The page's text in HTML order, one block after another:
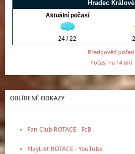
Předpověď počasí
Počasí na 14 dní
OBLÍBENÉ ODKAZY
Fan Club ROTACE - FcB
PlayList ROTACE - YouTube